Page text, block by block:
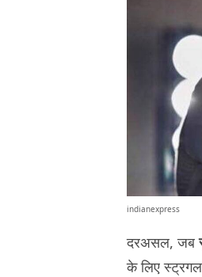
indianexpress
दरअसल, जब
के लिए